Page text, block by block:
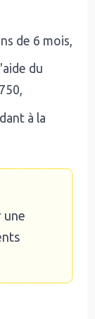
de 6 mois,
du
à la
une